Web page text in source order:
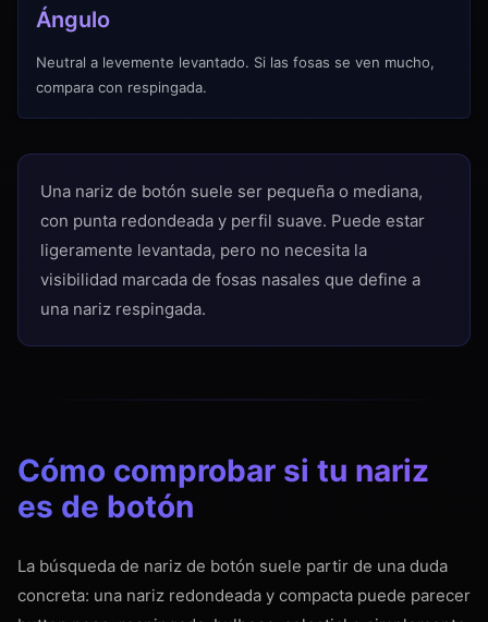
Ángulo
Neutral a levemente levantado. Si las fosas se ven mucho,
compara con respingada.
Una nariz de botón suele ser pequeña o mediana,
con punta redondeada y perfil suave. Puede estar
ligeramente levantada, pero no necesita la
visibilidad marcada de fosas nasales que define a
una nariz respingada.
Cómo comprobar si tu nariz
es de botón
La búsqueda de nariz de botón suele partir de una duda
concreta: una nariz redondeada y compacta puede parecer